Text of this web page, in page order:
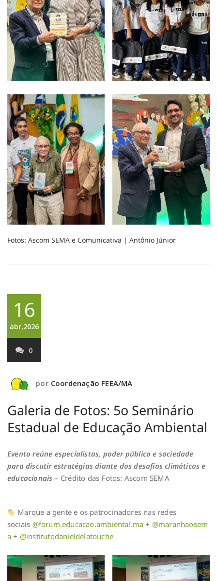
Fotos: Ascom SEMA e Comunicativa | Antônio Júnior
16
abr,2026
0
por Coordenação FEEA/MA
Galeria de Fotos: 5o Seminário
Estadual de Educação Ambiental
Evento reúne especialistas, poder público e sociedade
para discutir estratégias diante dos desafios climáticos e
educacionais – Crédito das Fotos: Ascom SEMA
Marque a gente e os patrocinadores nas redes
sociais @forum.educacao.ambiental.ma + @maranhaosem
a + @institutodanieldelatouche